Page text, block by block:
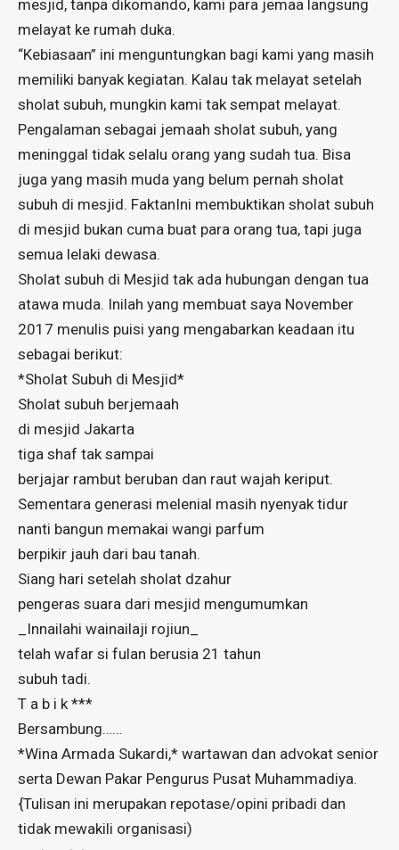
mesjid, tanpa dikomando, kami para jemaa langsung
melayat ke rumah duka.
“Kebiasaan” ini menguntungkan bagi kami yang masih
memiliki banyak kegiatan. Kalau tak melayat setelah
sholat subuh, mungkin kami tak sempat melayat.
Pengalaman sebagai jemaah sholat subuh, yang
meninggal tidak selalu orang yang sudah tua. Bisa
juga yang masih muda yang belum pernah sholat
subuh di mesjid. FaktanIni membuktikan sholat subuh
di mesjid bukan cuma buat para orang tua, tapi juga
semua lelaki dewasa.
Sholat subuh di Mesjid tak ada hubungan dengan tua
atawa muda. Inilah yang membuat saya November
2017 menulis puisi yang mengabarkan keadaan itu
sebagai berikut:
*Sholat Subuh di Mesjid*
Sholat subuh berjemaah
di mesjid Jakarta
tiga shaf tak sampai
berjajar rambut beruban dan raut wajah keriput.
Sementara generasi melenial masih nyenyak tidur
nanti bangun memakai wangi parfum
berpikir jauh dari bau tanah.
Siang hari setelah sholat dzahur
pengeras suara dari mesjid mengumumkan
_Innailahi wainailaji rojiun_
telah wafar si fulan berusia 21 tahun
subuh tadi.
T a b i k ***
Bersambung……
*Wina Armada Sukardi,* wartawan dan advokat senior
serta Dewan Pakar Pengurus Pusat Muhammadiya.
{Tulisan ini merupakan repotase/opini pribadi dan
tidak mewakili organisasi)